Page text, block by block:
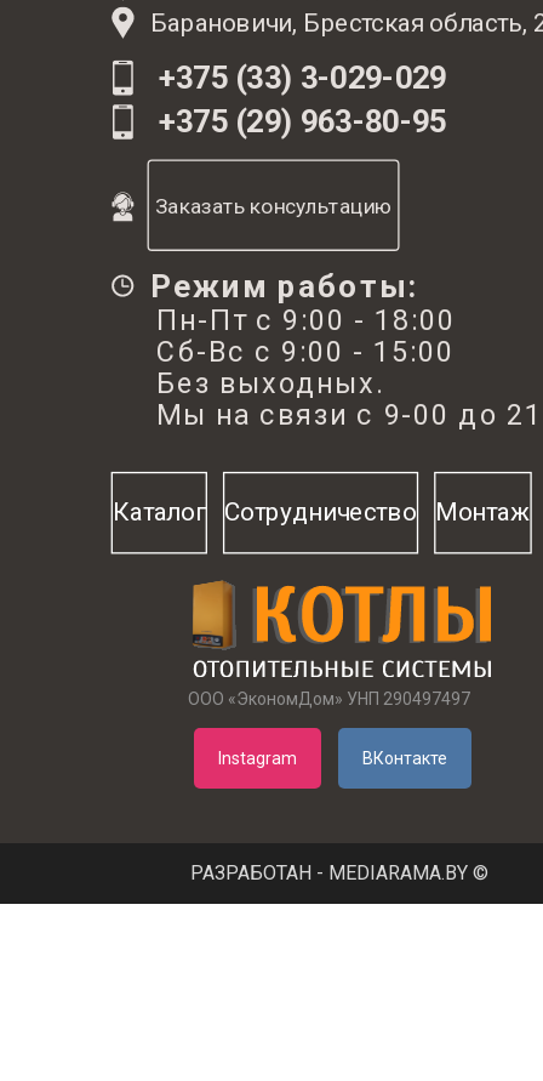
Нержавеющая сталь по сравнению с латунью —
устойчивость к ионам хлора, растворенным в воде, а
отсутствие возможности миграции нежелательных
(например, свинца) из низкого качества сплавов в
Барановичи, Брестская область,
+375 (33) 3-029-029
+375 (29) 963-80-95
Заказать консультацию
Режим работы:
Пн-Пт с 9:00 - 18:00
Сб-Вс с 9:00 - 15:00
Без выходных.
Мы на связи с 9-00 до
Каталог Сотрудничество Монтаж
ООО «ЭкономДом» УНП 290497497
Instagram ВКонтакте
РАЗРАБОТАН - MEDIARAMA.BY ©